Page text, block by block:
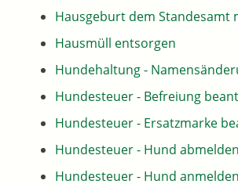
Hausgeburt dem Standesamt
Hausmüll entsorgen
Hundehaltung -
Hundesteuer - Befreiung
Hundesteuer - Ersatzmarke
Hundesteuer - Hund abmelden
Hundesteuer - Hund anmelden